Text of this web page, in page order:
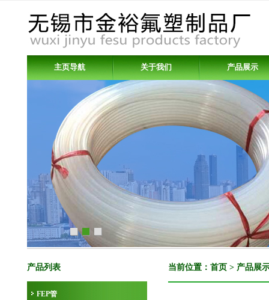
主页导航 关于我们 产品展示
产品列表
FEP管
当前位置： 首页 > 产品展